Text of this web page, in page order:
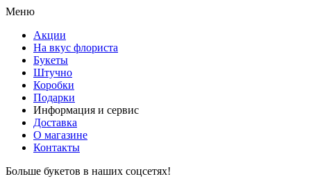
Меню
Акции
На вкус флориста
Букеты
Штучно
Коробки
Подарки
Информация и сервис
Доставка
О магазине
Контакты
Больше букетов в наших соцсетях!